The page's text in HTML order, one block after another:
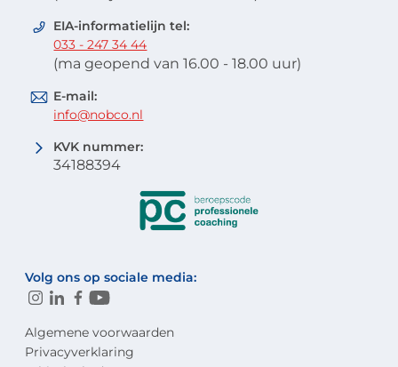
EIA-informatielijn tel:
033 - 247 34 44
(ma geopend van 16.00 - 18.00 uur)
E-mail:
info@nobco.nl
KVK nummer:
34188394
Volg ons op sociale media:
Algemene voorwaarden
Privacyverklaring